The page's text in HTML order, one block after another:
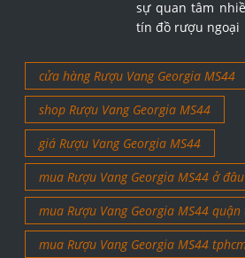
sự quan tâm
tín đồ rượu ngoại
cửa hàng Rượu Vang Georgia MS44
shop Rượu Vang Georgia MS44
giá Rượu Vang Georgia MS44
mua Rượu Vang Georgia MS44 ở đâu
mua Rượu Vang Georgia MS44
mua Rượu Vang Georgia MS44